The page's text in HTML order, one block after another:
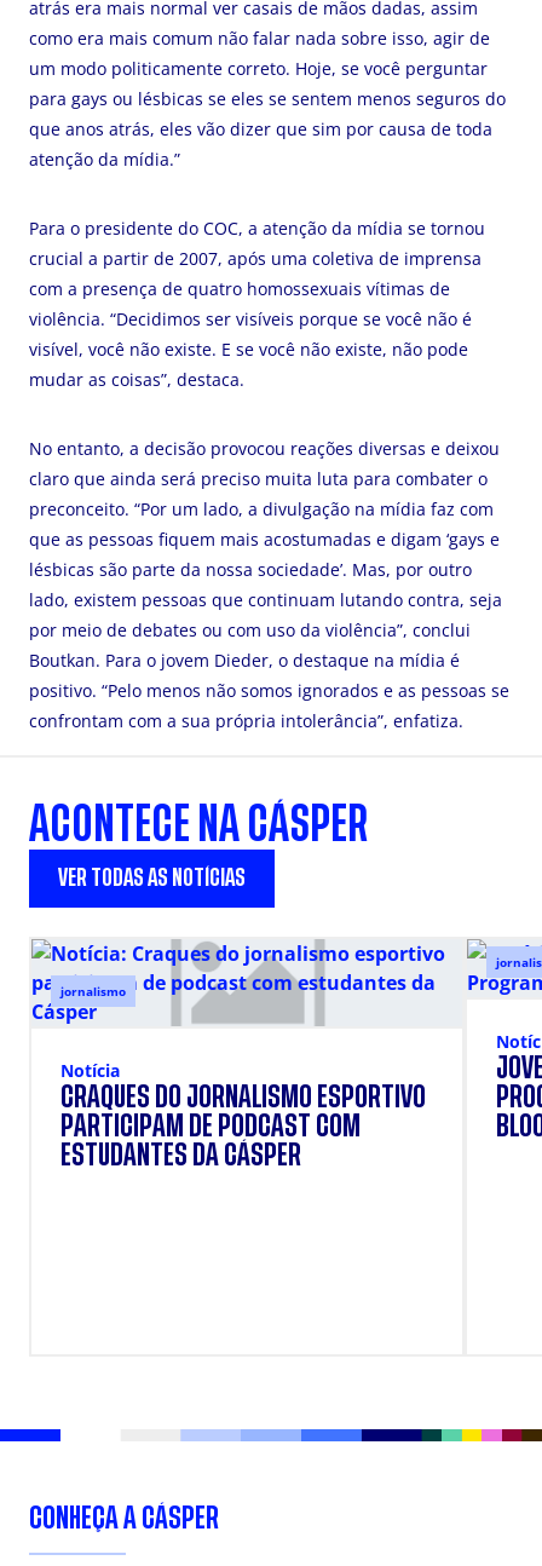
atrás era mais normal ver casais de mãos dadas, assim
como era mais comum não falar nada sobre isso, agir de
um modo politicamente correto. Hoje, se você perguntar
para gays ou lésbicas se eles se sentem menos seguros do
que anos atrás, eles vão dizer que sim por causa de toda
atenção da mídia.”
Para o presidente do COC, a atenção da mídia se tornou
crucial a partir de 2007, após uma coletiva de imprensa
com a presença de quatro homossexuais vítimas de
violência. “Decidimos ser visíveis porque se você não é
visível, você não existe. E se você não existe, não pode
mudar as coisas”, destaca.
No entanto, a decisão provocou reações diversas e deixou
claro que ainda será preciso muita luta para combater o
preconceito. “Por um lado, a divulgação na mídia faz com
que as pessoas fiquem mais acostumadas e digam ‘gays e
lésbicas são parte da nossa sociedade’. Mas, por outro
lado, existem pessoas que continuam lutando contra, seja
por meio de debates ou com uso da violência”, conclui
Boutkan. Para o jovem Dieder, o destaque na mídia é
positivo. “Pelo menos não somos ignorados e as pessoas se
confrontam com a sua própria intolerância”, enfatiza.
ACONTECE NA CÁSPER
VER TODAS AS NOTÍCIAS
jornalismo
Notícia
CRAQUES DO JORNALISMO ESPORTIVO
PARTICIPAM DE PODCAST COM
ESTUDANTES DA CÁSPER
CONHEÇA A CÁSPER